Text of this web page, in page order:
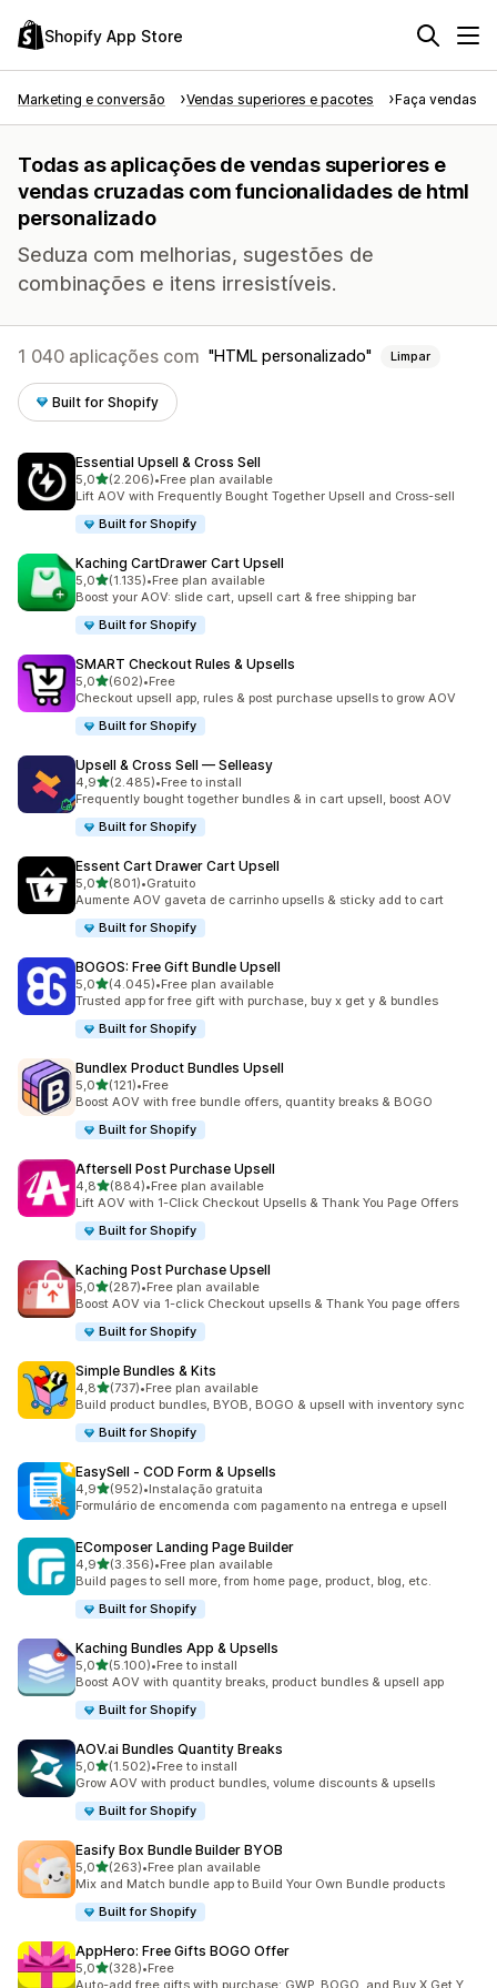
Shopify App Store
Marketing e conversão Vendas superiores e pacotes Faça vendas
Todas as aplicações de vendas superiores e
vendas cruzadas com funcionalidades de html
personalizado
Seduza com melhorias, sugestões de
combinações e itens irresistíveis.
1 040 aplicações com HTML personalizado Limpar
Built for Shopify
Essential Upsell & Cross Sell
5,0de 5 estrelas
(2.206)
2206 total de avaliações
•Free plan available
Lift AOV with Frequently Bought Together Upsell and Cross-sell
Built for Shopify
Kaching CartDrawer Cart Upsell
5,0de 5 estrelas
(1.135)
1135 total de avaliações
•Free plan available
Boost your AOV: slide cart, upsell cart & free shipping bar
Built for Shopify
SMART Checkout Rules & Upsells
5,0de 5 estrelas
(602)
602 total de avaliações
•Free
Checkout upsell app, rules & post purchase upsells to grow AOV
Built for Shopify
Upsell & Cross Sell — Selleasy
4,9de 5 estrelas
(2.485)
2485 total de avaliações
•Free to install
Frequently bought together bundles & in cart upsell, boost AOV
Built for Shopify
Essent Cart Drawer Cart Upsell
5,0de 5 estrelas
(801)
801 total de avaliações
•Gratuito
Aumente AOV gaveta de carrinho upsells & sticky add to cart
Built for Shopify
BOGOS: Free Gift Bundle Upsell
5,0de 5 estrelas
(4.045)
4045 total de avaliações
•Free plan available
Trusted app for free gift with purchase, buy x get y & bundles
Built for Shopify
Bundlex Product Bundles Upsell
5,0de 5 estrelas
(121)
121 total de avaliações
•Free
Boost AOV with free bundle offers, quantity breaks & BOGO
Built for Shopify
Aftersell Post Purchase Upsell
4,8de 5 estrelas
(884)
884 total de avaliações
•Free plan available
Lift AOV with 1-Click Checkout Upsells & Thank You Page Offers
Built for Shopify
Kaching Post Purchase Upsell
5,0de 5 estrelas
(287)
287 total de avaliações
•Free plan available
Boost AOV via 1-click Checkout upsells & Thank You page offers
Built for Shopify
Simple Bundles & Kits
4,8de 5 estrelas
(737)
737 total de avaliações
•Free plan available
Build product bundles, BYOB, BOGO & upsell with inventory sync
Built for Shopify
EasySell ‑ COD Form & Upsells
4,9de 5 estrelas
(952)
952 total de avaliações
•Instalação gratuita
Formulário de encomenda com pagamento na entrega e upsell
EComposer Landing Page Builder
4,9de 5 estrelas
(3.356)
3356 total de avaliações
•Free plan available
Build pages to sell more, from home page, product, blog, etc.
Built for Shopify
Kaching Bundles App & Upsells
5,0de 5 estrelas
(5.100)
5100 total de avaliações
•Free to install
Boost AOV with quantity breaks, product bundles & upsell app
Built for Shopify
AOV.ai Bundles Quantity Breaks
5,0de 5 estrelas
(1.502)
1502 total de avaliações
•Free to install
Grow AOV with product bundles, volume discounts & upsells
Built for Shopify
Easify Box Bundle Builder BYOB
5,0de 5 estrelas
(263)
263 total de avaliações
•Free plan available
Mix and Match bundle app to Build Your Own Bundle products
Built for Shopify
AppHero: Free Gifts BOGO Offer
5,0de 5 estrelas
(328)
328 total de avaliações
•Free
Auto-add free gifts with purchase: GWP, BOGO, and Buy X Get Y